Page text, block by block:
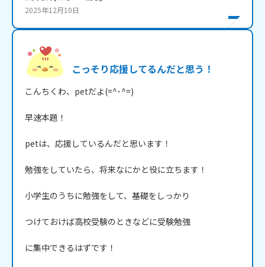
2025年12月10日
こっそり応援してるんだと思う！
こんちくわ、petだよ(=^･^=)
早速本題！
petは、応援しているんだと思います！
勉強をしていたら、将来なにかと役に立ちます！
小学生のうちに勉強をして、基礎をしっかり
つけておけば高校受験のときなどに受験勉強
に集中できるはずです！